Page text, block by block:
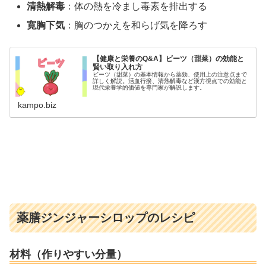
清熱解毒 ：体の熱を冷まし毒素を排出する
寛胸下気 ：胸のつかえを和らげ気を降ろす
【健康と栄養のQ&A】ビーツ（甜菜）の効能と
賢い取り入れ方
ビーツ（甜菜）の基本情報から薬効、使用上の注意点まで
詳しく解説。活血行瘀、清熱解毒など漢方視点での効能と
現代栄養学的価値を専門家が解説します。
kampo.biz
薬膳ジンジャーシロップのレシピ
材料（作りやすい分量）